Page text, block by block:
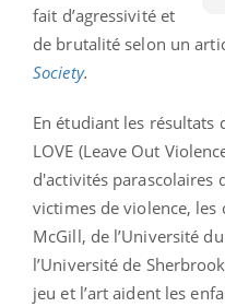
fait d’agressivité et
de brutalité selon un
Society.
En étudiant les résultats
LOVE (Leave Out
d'activités parascolaires
victimes de violence, les
McGill, de l’Université
l’Université de
jeu et l’art aident les